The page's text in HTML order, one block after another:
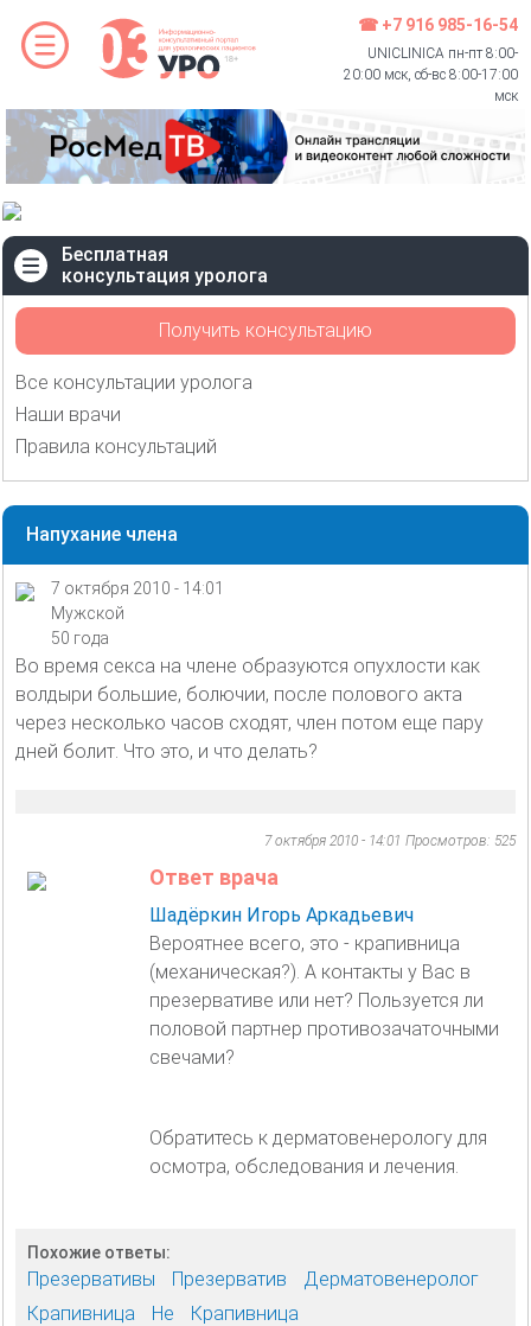
☎ +7 916 985-16-54
UNICLINICA пн-пт 8:00-
20:00 мск, сб-вс 8:00-17:00
мск
Бесплатная
консультация уролога
Получить консультацию
Все консультации уролога
Наши врачи
Правила консультаций
Напухание члена
7 октября 2010 - 14:01
Мужской
50 года
Во время секса на члене образуются опухлости как
волдыри большие, болючии, после полового акта
через несколько часов сходят, член потом еще пару
дней болит. Что это, и что делать?
7 октября 2010 - 14:01 Просмотров: 525
Ответ врача
Шадёркин Игорь Аркадьевич
Вероятнее всего, это - крапивница
(механическая?). А контакты у Вас в
презервативе или нет? Пользуется ли
половой партнер противозачаточными
свечами?
Обратитесь к дерматовенерологу для
осмотра, обследования и лечения.
Похожие ответы:
Презервативы Презерватив
Дерматовенеролог
Крапивница
Не Крапивница